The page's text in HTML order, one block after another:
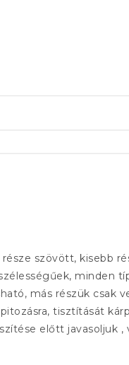
szövött, kisebb
minden
más részük csak
tisztítását
előtt javasoljuk